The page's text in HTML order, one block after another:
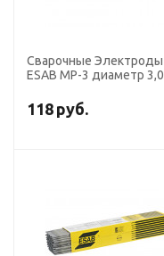
Сварочные Электроды
ESAB МР-3 диаметр 3,0
118 руб.